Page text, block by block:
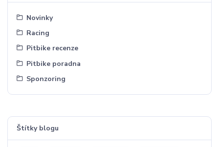
Novinky
Racing
Pitbike recenze
Pitbike poradna
Sponzoring
Štítky blogu